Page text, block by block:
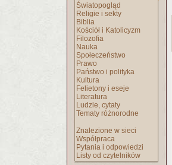
Światopogląd
Religie i sekty
Biblia
Kościół i Katolicyzm
Filozofia
Nauka
Społeczeństwo
Prawo
Państwo i polityka
Kultura
Felietony i eseje
Literatura
Ludzie, cytaty
Tematy różnorodne
Znalezione w sieci
Współpraca
Pytania i odpowiedzi
Listy od czytelników